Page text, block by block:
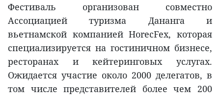
Фестиваль организован совместно
Ассоциацией туризма Дананга и
вьетнамской компанией HorecFex, которая
специализируется на гостиничном бизнесе,
ресторанах и кейтеринговых услугах.
Ожидается участие около 2000 делегатов, в
том числе представителей более чем 200